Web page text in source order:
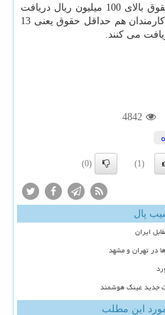
اینكه تنها یك درصد از كاركنان حقوق بالای 100 میلیون ریال دریافت
می كنند تصریح كرد: 2 درصد از كارمندان هم حداقل حقوق یعنی 13
4842
(1)
(0)
پال
ایران
در تهران و مشهد
جدید عینک هوشمند
این مطلب